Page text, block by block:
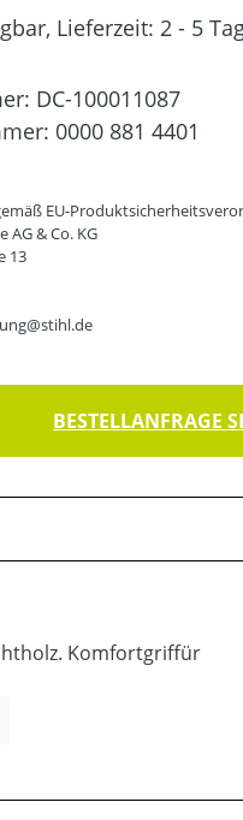
Lieferzeit: 2 - 5
DC-100011087
0000 881 4401
EU-
AG & Co. KG
13
BESTELLANFRAGE
Komfortgriffür